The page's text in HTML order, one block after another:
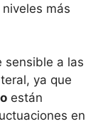
más
sensible a las
ya que
están
en